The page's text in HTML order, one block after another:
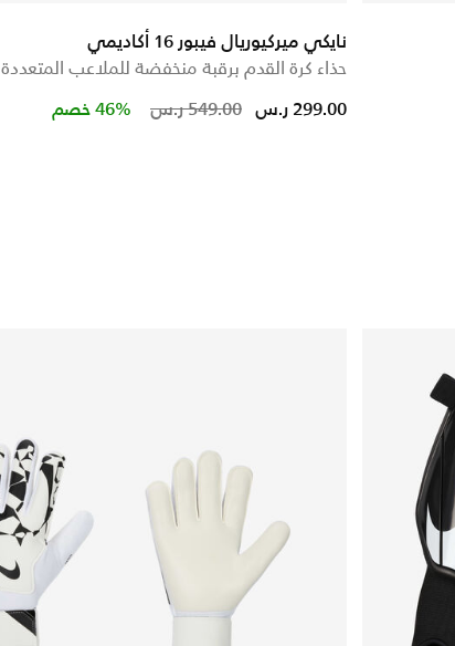
نايكي ميركيوريال فيبور 16 أكاديمي
حذاء كرة القدم برقبة منخفضة للملاعب المتعددة
Price reduced from
549.00 ر.س
to 299.00 ر.س 46% خصم